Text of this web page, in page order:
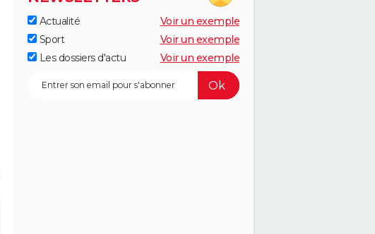
Actualité
Voir un exemple
Sport
Voir un exemple
Les dossiers d'actu
Voir un exemple